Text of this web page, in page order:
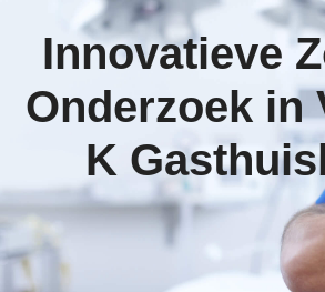
Innovatieve
Onderzoek in
K